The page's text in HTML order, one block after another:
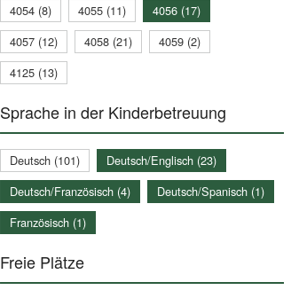
4054 (8)
4055 (11)
4056 (17)
4057 (12)
4058 (21)
4059 (2)
4125 (13)
Sprache in der Kinderbetreuung
Deutsch (101)
Deutsch/Englisch (23)
Deutsch/Französisch (4)
Deutsch/Spanisch (1)
Französisch (1)
Freie Plätze